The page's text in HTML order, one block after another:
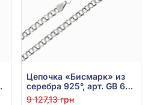
Цепочка «Бисмарк» из
серебра 925°, арт. GB 60
ox
9 127,13 грн